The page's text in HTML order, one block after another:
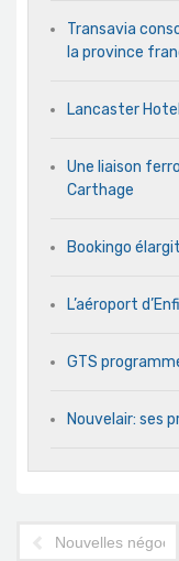
Transavia
la province
Lancaster
Une liaison
Carthage
Bookingo
L’aéroport
GTS
Nouvelair: ses
Nouvelles